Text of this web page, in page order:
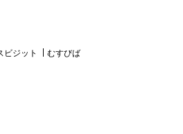
ビジット むすびば